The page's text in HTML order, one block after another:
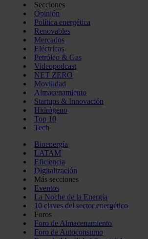
Secciones
Opinión
Política energética
Renovables
Mercados
Eléctricas
Petróleo & Gas
Videopodcast
NET ZERO
Movilidad
Almacenamiento
Startups & Innovación
Hidrógeno
Top 10
Tech
Bioenergía
LATAM
Eficiencia
Digitalización
Más secciones
Eventos
La Noche de la Energía
10 claves del sector energético
Foros
Foro de Almacenamiento
Foro de Autoconsumo